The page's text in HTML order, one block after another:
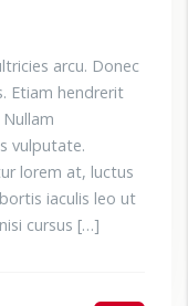
arcu. Donec
Etiam hendrerit
vulputate.
lorem at, luctus
iaculis leo ut
cursus […]